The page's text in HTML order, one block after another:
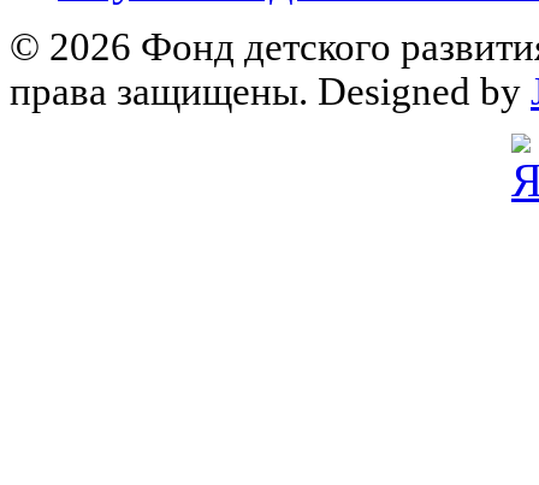
© 2026 Фонд детского
права защищены. Designed by